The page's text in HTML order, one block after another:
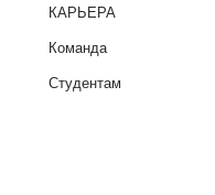
КАРЬЕРА
Команда
Студентам